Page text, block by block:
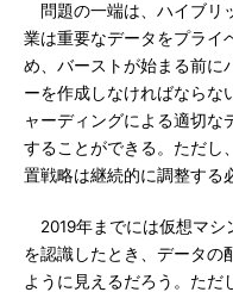
問題の一端は、ハイブリ
業は重要なデータをプライ
め、バーストが始まる前に
ーを作成しなければならな
ャーディングによる適切な
することができる。ただし
置戦略は継続的に調整する
2019年までには仮想マシ
を認識したとき、データの
ように見えるだろう。ただ